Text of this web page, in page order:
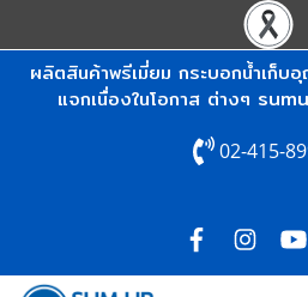
ผลิตสินค้าพรีเมี่ยม กระบอกน้ำเก็
แจกเนื่องในโอกาส ต่างๆ
02-415-